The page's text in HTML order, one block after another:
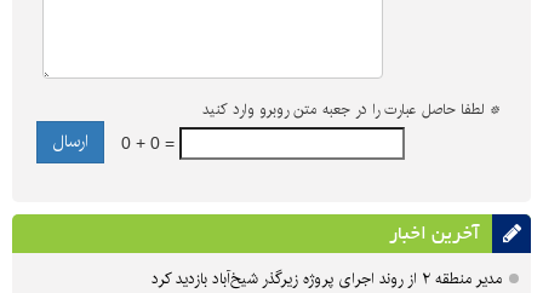
* لطفا حاصل عبارت را در جعبه متن روبرو وارد کنید
0 + 0 =
آخرین اخبار
مدیر منطقه ۲ از روند اجرای پروژه زیرگذر شیخ‌آباد بازدید کرد